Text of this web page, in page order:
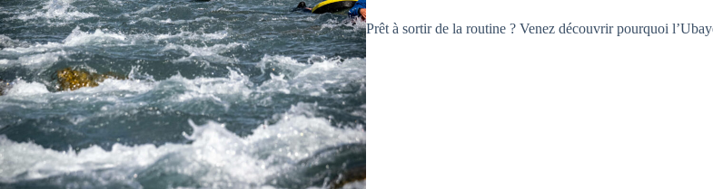
Prêt à sortir de la routine ? Venez découvrir pourquoi